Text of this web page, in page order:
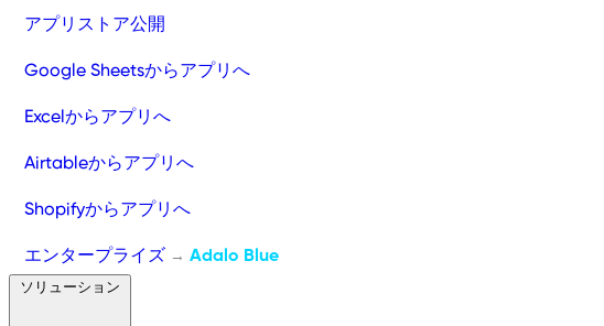
アプリストア公開
Google Sheetsからアプリへ
Excelからアプリへ
Airtableからアプリへ
Shopifyからアプリへ
エンタープライズ → Adalo Blue